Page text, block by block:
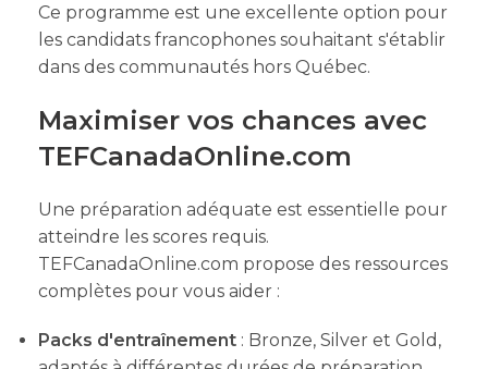
Ce programme est une excellente option pour
les candidats francophones souhaitant s'établir
dans des communautés hors Québec.
Maximiser vos chances avec
TEFCanadaOnline.com
Une préparation adéquate est essentielle pour
atteindre les scores requis.
TEFCanadaOnline.com propose des ressources
complètes pour vous aider :
Packs d'entraînement : Bronze, Silver et Gold,